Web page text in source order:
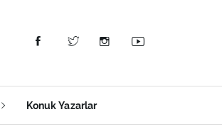
Konuk Yazarlar